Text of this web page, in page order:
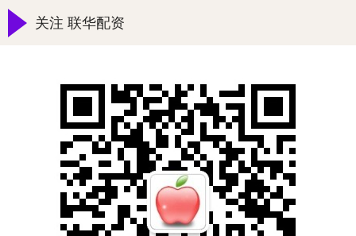
关注 联华配资